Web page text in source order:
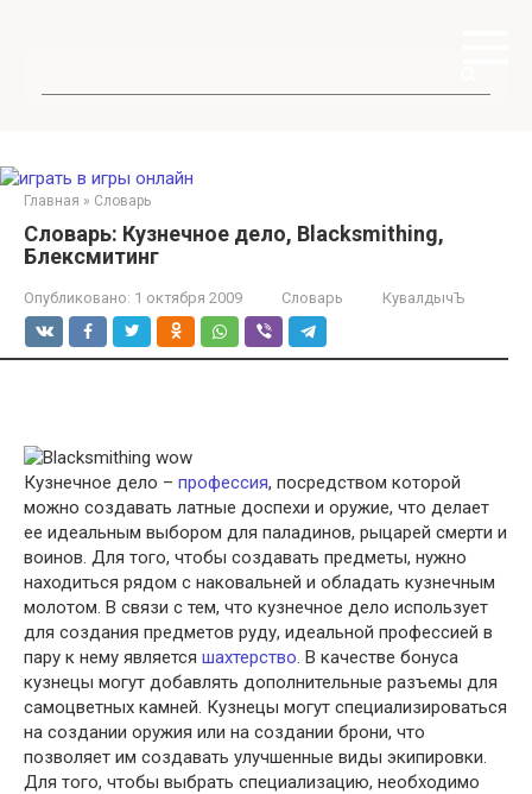
Главная » Словарь
Словарь: Кузнечное дело, Blacksmithing,
Блексмитинг
Опубликовано: 1 октября 2009 Словарь КувалдычЪ
Кузнечное дело – профессия, посредством которой
можно создавать латные доспехи и оружие, что делает
ее идеальным выбором для паладинов, рыцарей смерти и
воинов. Для того, чтобы создавать предметы, нужно
находиться рядом с наковальней и обладать кузнечным
молотом. В связи с тем, что кузнечное дело использует
для создания предметов руду, идеальной профессией в
пару к нему является шахтерство. В качестве бонуса
кузнецы могут добавлять дополнительные разъемы для
самоцветных камней. Кузнецы могут специализироваться
на создании оружия или на создании брони, что
позволяет им создавать улучшенные виды экипировки.
Для того, чтобы выбрать специализацию, необходимо